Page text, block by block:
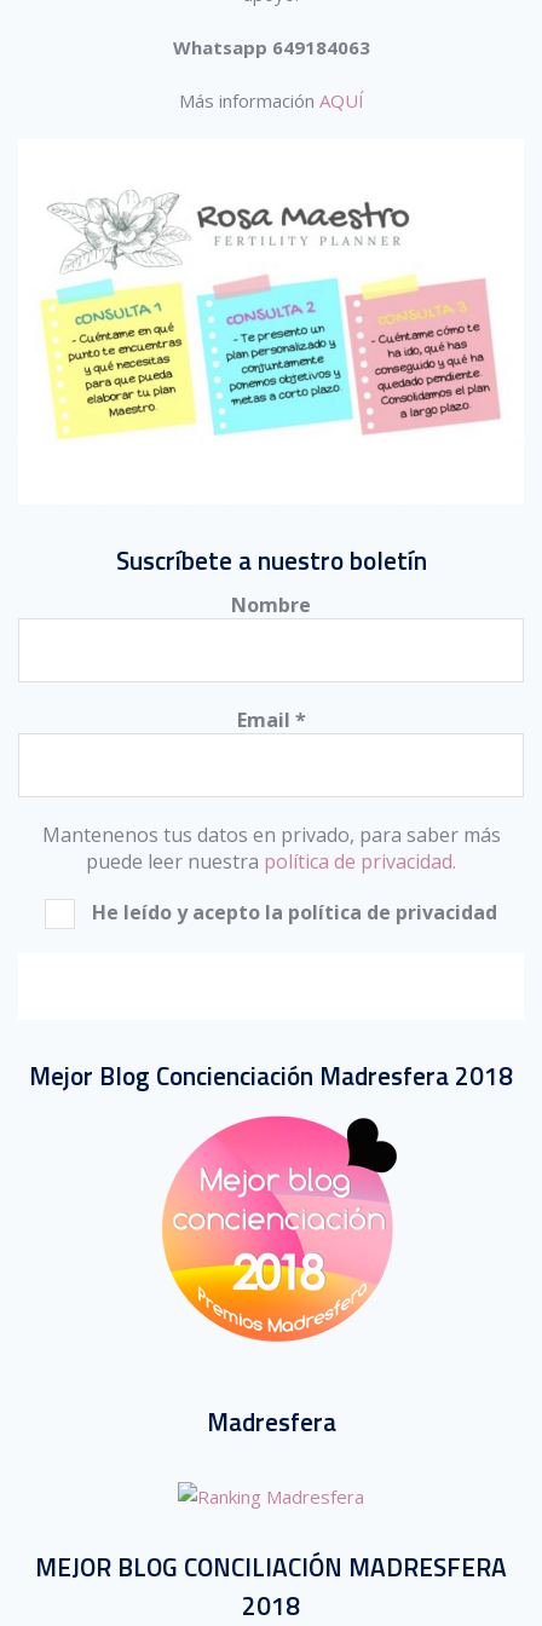
Whatsapp 649184063
Más información AQUÍ
Suscríbete a nuestro boletín
Nombre
Email *
Mantenenos tus datos en privado, para saber más
puede leer nuestra política de privacidad.
He leído y acepto la política de privacidad
Mejor Blog Concienciación Madresfera 2018
Madresfera
MEJOR BLOG CONCILIACIÓN MADRESFERA
2018